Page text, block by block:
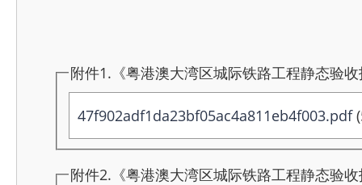
附件1.《粤港澳大湾区城际铁路工程静态验
47f902adf1da23bf05ac4a811eb4f003.pdf
附件2.《粤港澳大湾区城际铁路工程静态验